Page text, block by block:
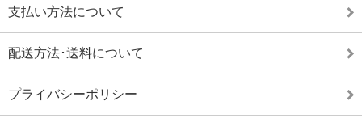
支払い方法について
配送方法･送料について
プライバシーポリシー